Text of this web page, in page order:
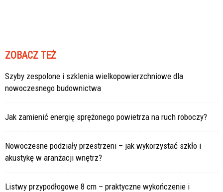
ZOBACZ TEŻ
Szyby zespolone i szklenia wielkopowierzchniowe dla
nowoczesnego budownictwa
Jak zamienić energię sprężonego powietrza na ruch roboczy?
Nowoczesne podziały przestrzeni – jak wykorzystać szkło i
akustykę w aranżacji wnętrz?
Listwy przypodłogowe 8 cm – praktyczne wykończenie i